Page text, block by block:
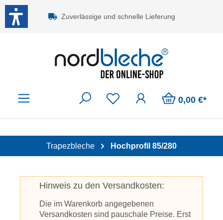
Zum Hauptinhalt springen
Zuverlässige und schnelle Lieferung
0,00 €*
Trapezbleche Hochprofil 85/280
Hinweis zu den Versandkosten:
Die im Warenkorb angegebenen
Versandkosten sind pauschale Preise. Erst